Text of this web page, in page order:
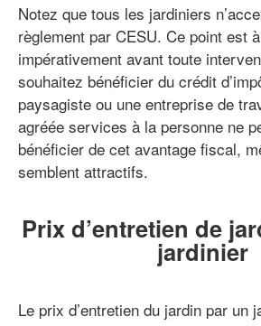
Notez que tous les jardiniers
règlement par CESU. Ce point est
impérativement avant toute
souhaitez bénéficier du crédit
paysagiste ou une entreprise de
agréée services à la personne ne
bénéficier de cet avantage fiscal,
semblent attractifs.
Prix d’entretien de
jardinier
Le prix d’entretien du jardin par un